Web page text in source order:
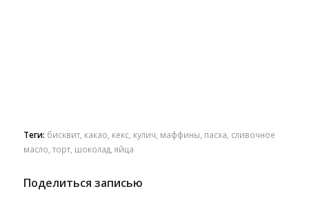
Теги: бисквит, какао кекс, кулич маффины пасха сливочное
масло торт, шоколад яйца
Поделиться записью